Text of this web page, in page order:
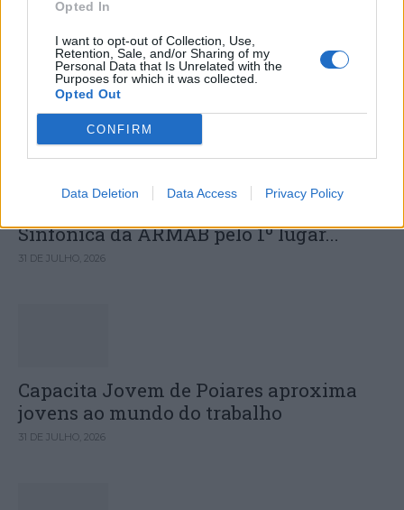
Opted In
I want to opt-out of Collection, Use,
Retention, Sale, and/or Sharing of my
Personal Data that Is Unrelated with the
Purposes for which it was collected.
Opted Out
CONFIRM
Data Deletion Data Access Privacy Policy
DESTAQUES
Sinfónica da ARMAB pelo 1º lugar...
31 DE JULHO, 2026
Capacita Jovem de Poiares aproxima
jovens ao mundo do trabalho
31 DE JULHO, 2026